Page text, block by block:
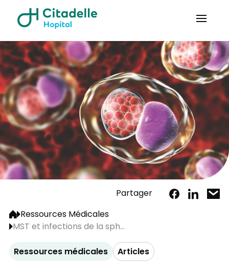
Partager
Ressources Médicales
MST et infections de la sph...
Ressources médicales
Articles